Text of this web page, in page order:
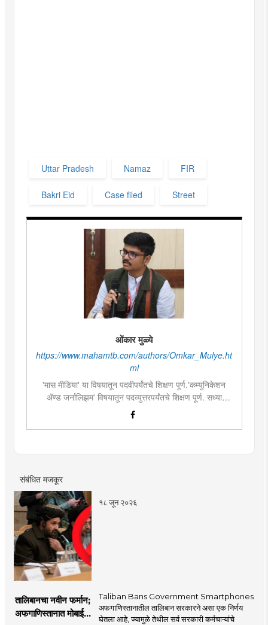
Uttar Pradesh Namaz FIR
Bakri Eid Case filed Street
ओंकार मुळ्ये
https://www.mahamtb.com/authors/Omkar_Mulye.ht
ml
'मास मीडिया' या विषयातून पदवीपर्यंतचे शिक्षण पूर्ण.'कम्युनिकेशन
ॲण्ड जर्नालिझम' विषयातून पदव्युत्तरपर्यंतचे शिक्षण पूर्ण. सध्या
दै.'मुंबई तरुण भारत'मध्ये वेब उपसंपादक म्हणून कार्यरत. लिखाण,
संगीत, वाचन, फोटोग्राफी, इ.ची आवड.लिवोग्राफी भाषाशैलीत विशेष
संबंधित मजकूर
१८ जून २०२६
तालिबानचा नवीन फर्मान;
अफगाणिस्तानात मोबाईल
Taliban Bans Government Smartphones
अफगाणिस्तानातील तालिबान सरकारने असा एक निर्णय
घेतला आहे, ज्यामुळे तेथील सर्व सरकारी कर्मचाऱ्यांचे